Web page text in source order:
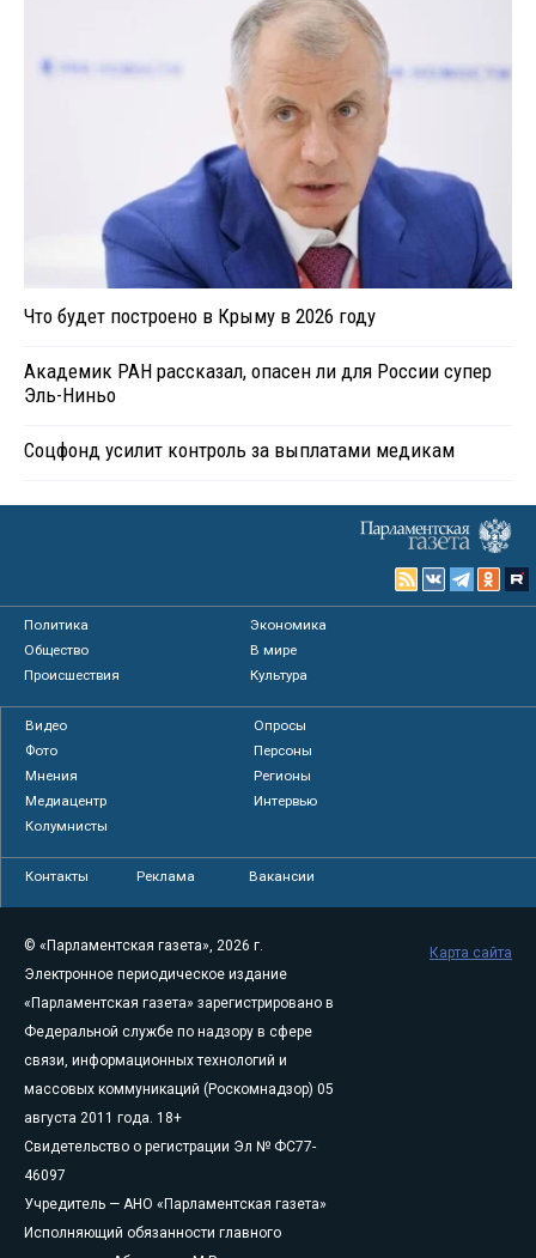
Что будет построено в Крыму в 2026 году
Академик РАН рассказал, опасен ли для России супер
Эль-Ниньо
Соцфонд усилит контроль за выплатами медикам
Политика
Экономика
Общество
В мире
Происшествия
Культура
Видео
Опросы
Фото
Персоны
Мнения
Регионы
Медиацентр
Интервью
Колумнисты
Контакты Реклама Вакансии
© «Парламентская газета», 2026 г.
Электронное периодическое издание
«Парламентская газета» зарегистрировано в
Федеральной службе по надзору в сфере
связи, информационных технологий и
массовых коммуникаций (Роскомнадзор) 05
августа 2011 года. 18+
Свидетельство о регистрации Эл № ФС77-
46097
Учредитель — АНО «Парламентская газета»
Исполняющий обязанности главного
Карта сайта